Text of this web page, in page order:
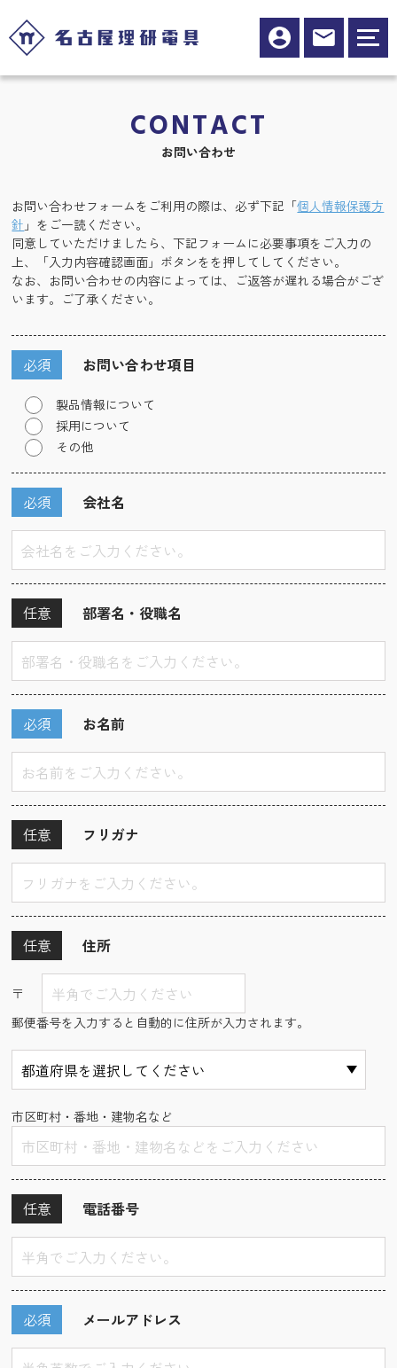
CONTACT
お問い合わせ
お問い合わせフォームをご利用の際は、必ず下記「個人情報保護方
針 」をご一読ください。
同意していただけましたら、下記フォームに必要事項をご入力の
上、「入力内容確認画面」ボタンをを押してしてください。
なお、お問い合わせの内容によっては、ご返答が遅れる場合がござ
います。ご了承ください。
お問い合わせ項目
必須
製品情報について
採用について
その他
会社名
必須
部署名・役職名
任意
お名前
必須
フリガナ
任意
住所
任意
〒
郵便番号を入力すると自動的に住所が入力されます。
市区町村・番地・建物名など
電話番号
任意
メールアドレス
必須